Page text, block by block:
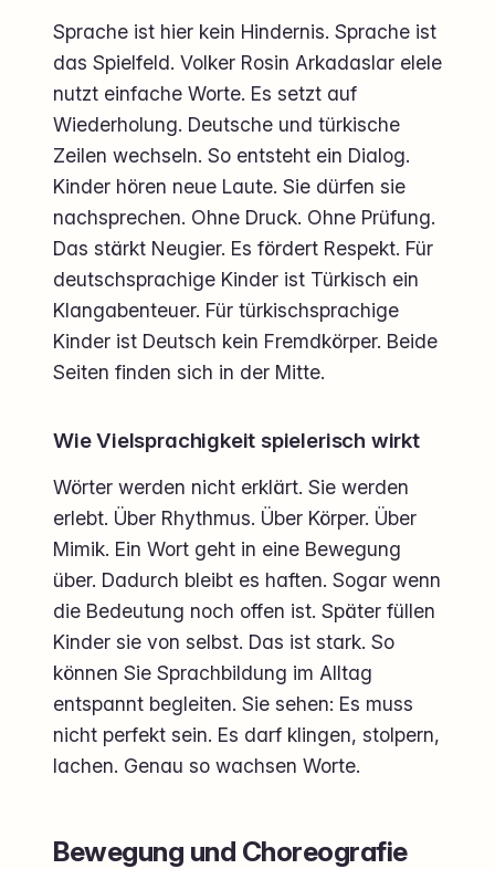
Sprache ist hier kein Hindernis. Sprache ist
das Spielfeld. Volker Rosin Arkadaslar elele
nutzt einfache Worte. Es setzt auf
Wiederholung. Deutsche und türkische
Zeilen wechseln. So entsteht ein Dialog.
Kinder hören neue Laute. Sie dürfen sie
nachsprechen. Ohne Druck. Ohne Prüfung.
Das stärkt Neugier. Es fördert Respekt. Für
deutschsprachige Kinder ist Türkisch ein
Klangabenteuer. Für türkischsprachige
Kinder ist Deutsch kein Fremdkörper. Beide
Seiten finden sich in der Mitte.
Wie Vielsprachigkeit spielerisch wirkt
Wörter werden nicht erklärt. Sie werden
erlebt. Über Rhythmus. Über Körper. Über
Mimik. Ein Wort geht in eine Bewegung
über. Dadurch bleibt es haften. Sogar wenn
die Bedeutung noch offen ist. Später füllen
Kinder sie von selbst. Das ist stark. So
können Sie Sprachbildung im Alltag
entspannt begleiten. Sie sehen: Es muss
nicht perfekt sein. Es darf klingen, stolpern,
lachen. Genau so wachsen Worte.
Bewegung und Choreografie